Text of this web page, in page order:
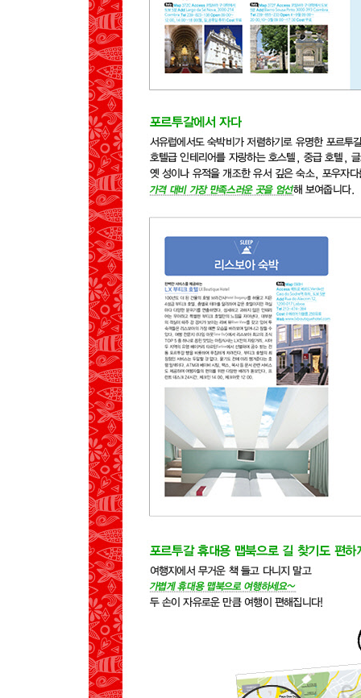
GET AROUND
MAP
SEE
EAT
SLEEP
06 에보라
PREVIEW
MAP
SEE
EAT
SLEEP
07 코임브라
PREVIEW
GET AROUND
MAP
SEE
EAT
SLEEP
08 비제우
PREVIEW
GET AROUND
MAP
SEE
EAT
SLEEP
09 카스텔루 브랑쿠&몬산투